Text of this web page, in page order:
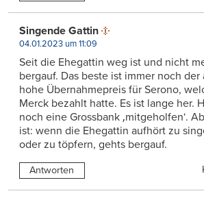
Singende Gattin
04.01.2023 um 11:09
Seit die Ehegattin weg ist und nicht
bergauf. Das beste ist immer noch der
hohe Übernahmepreis für Serono,
Merck bezahlt hatte. Es ist lange her.
noch eine Grossbank ‚mitgeholfen‘.
ist: wenn die Ehegattin aufhört zu
oder zu töpfern, gehts bergauf.
Antworten